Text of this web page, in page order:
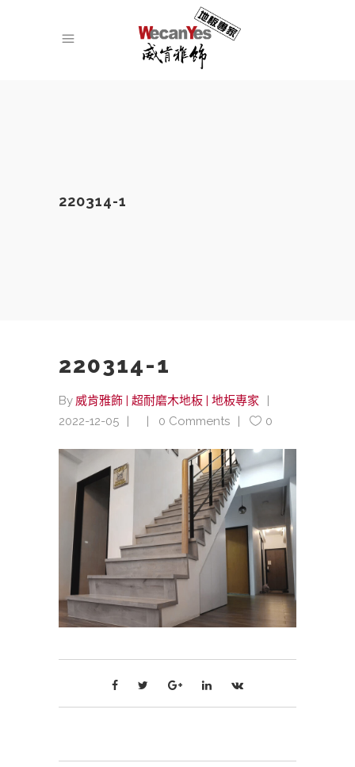
220314-1
220314-1
By 威肯雅飾 | 超耐磨木地板 | 地板專家
2022-12-05
0 Comments 0